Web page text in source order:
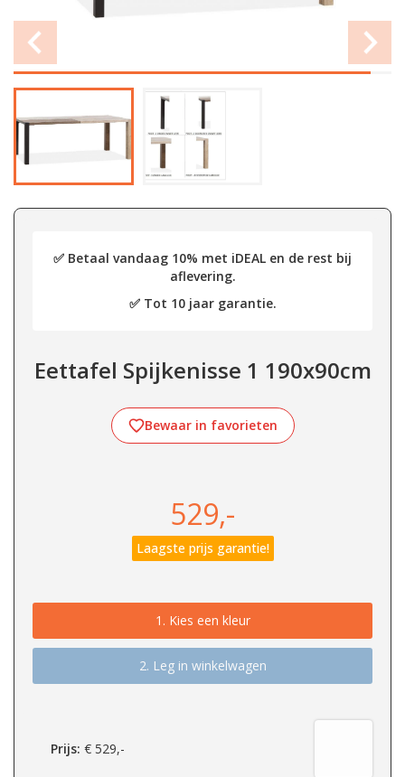
✅ Betaal vandaag 10% met iDEAL en de rest bij
aflevering.
✅ Tot 10 jaar garantie.
Eettafel Spijkenisse 1 190x90cm
Bewaar in favorieten
529,-
Laagste prijs garantie!
1. Kies een kleur
2. Leg in winkelwagen
Prijs: € 529,-